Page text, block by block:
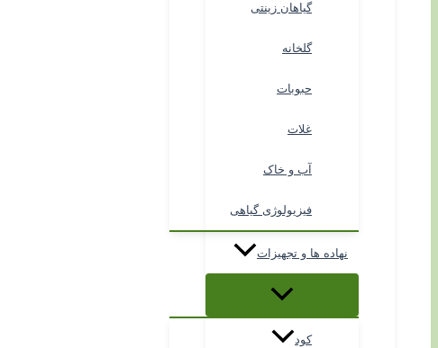
گیاهان زینتی
گلخانه
حبوبات
غلات
آب و خاک
فیزیولوژی گیاهی
نهاده ها و تجهیزات
کود